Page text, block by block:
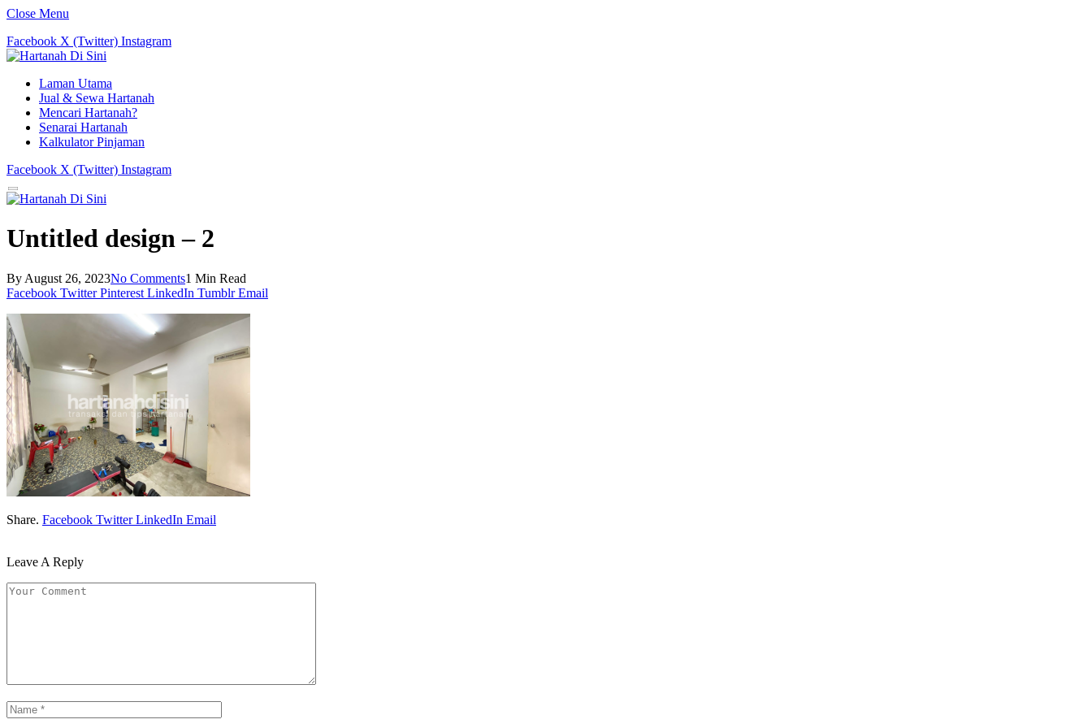
Close Menu
Facebook X (Twitter) Instagram
Laman Utama
Jual & Sewa Hartanah
Mencari Hartanah?
Senarai Hartanah
Kalkulator Pinjaman
Facebook X (Twitter) Instagram
Untitled design – 2
By August 26, 2023No Comments1 Min Read
Facebook Twitter Pinterest LinkedIn Tumblr Email
Share. Facebook Twitter LinkedIn Email
Leave A Reply